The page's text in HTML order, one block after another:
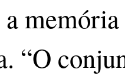
“O